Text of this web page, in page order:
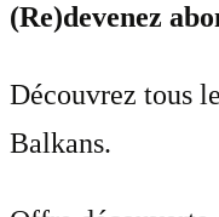
(Re)devenez
Découvrez tous
Balkans.